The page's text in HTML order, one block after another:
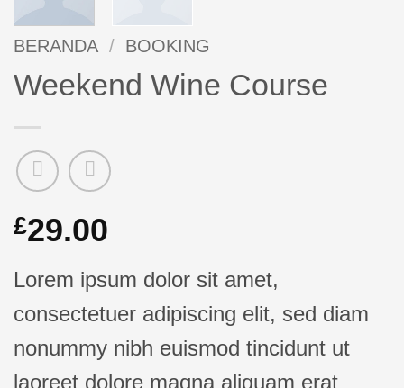
BERANDA / BOOKING
Weekend Wine Course
£29.00
Lorem ipsum dolor sit amet,
consectetuer adipiscing elit, sed diam
nonummy nibh euismod tincidunt ut
laoreet dolore magna aliquam erat